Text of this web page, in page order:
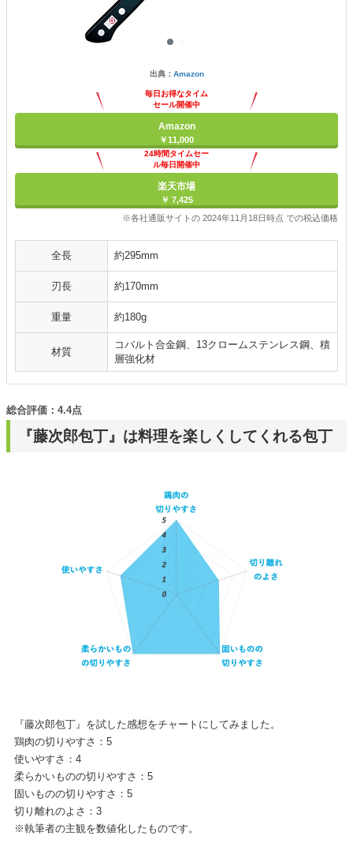
出典： Amazon
毎日お得なタイム
セール開催中
Amazon
￥11,000
24時間タイムセー
ル毎日開催中
楽天市場
￥ 7,425
※各社通販サイトの 2024年11月18日時点 での税込価格
全長 約295mm
刃長 約170mm
重量 約180g
材質
コバルト合金鋼、13クロームステンレス鋼、積
層強化材
『藤次郎包丁』は料理を楽しくしてくれる包丁
総合評価：4.4点
『藤次郎包丁』を試した感想をチャートにしてみました。
鶏肉の切りやすさ：5
使いやすさ：4
柔らかいものの切りやすさ：5
固いものの切りやすさ：5
切り離れのよさ：3
※執筆者の主観を数値化したものです。